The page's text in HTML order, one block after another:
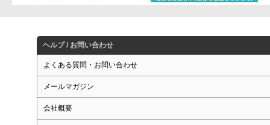
ヘルプ / お問い合わせ
よくある質問・お問い合わせ
メールマガジン
会社概要